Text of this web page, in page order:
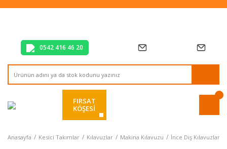
Tüm Alışverişlerde Vade Farksız 2 Taksit!
0542 416 46 20
FIRSAT
KÖŞESİ
Anasayfa Kesici Takımlar Kılavuzlar Makina Kılavuzu İnce Diş Kılavuzlar